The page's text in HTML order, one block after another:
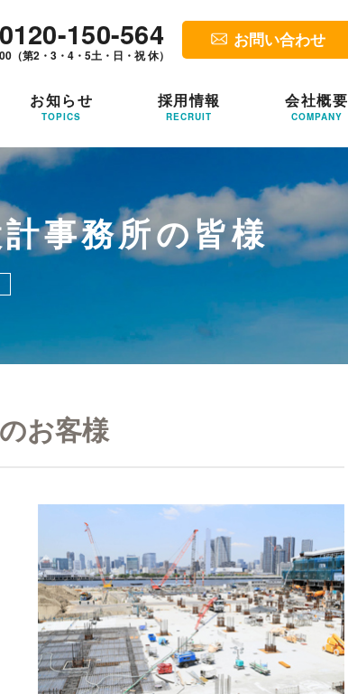
0120-150-564
第2・3・4・5土・日・祝 休）
お問い合わせ
お知らせ
TOPICS
採用情報
RECRUIT
会社概要
COMPANY
事務所の皆様
お客様